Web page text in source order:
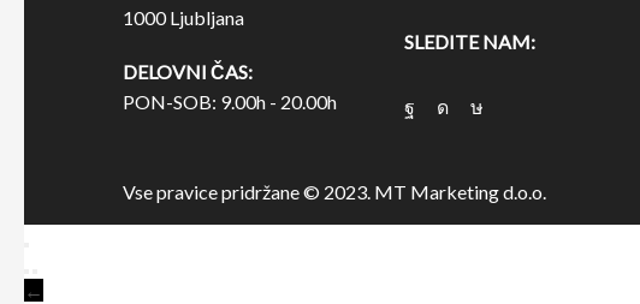
1000 Ljubljana
DELOVNI ČAS:
PON-SOB: 9.00h - 20.00h
SLEDITE NAM:
Vse pravice pridržane © 2023. MT Marketing d.o.o.
←